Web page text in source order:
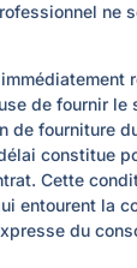
ne
de fournir le
de fourniture
constitue
Cette
entourent la
du